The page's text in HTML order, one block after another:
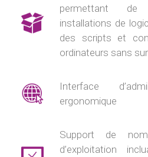
permettant
installations de
des scripts et
ordinateurs sans
Interface
ergonomique
Support de
d’exploitation